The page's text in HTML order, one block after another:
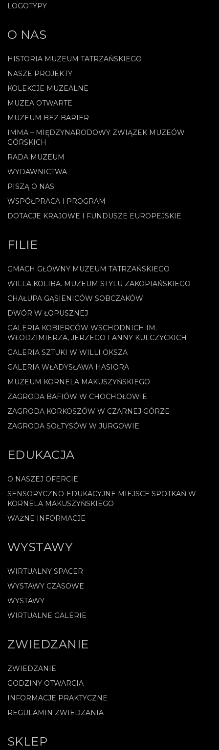
LOGOTYPY
O NAS
HISTORIA MUZEUM TATRZAŃSKIEGO
NASZE PROJEKTY
KOLEKCJE MUZEALNE
MUZEA OTWARTE
MUZEUM BEZ BARIER
IMMA – MIĘDZYNARODOWY ZWIĄZEK MUZEÓW
GÓRSKICH
RADA MUZEUM
WYDAWNICTWA
PISZĄ O NAS
WSPÓŁPRACA I PROGRAM
DOTACJE KRAJOWE I FUNDUSZE EUROPEJSKIE
FILIE
GMACH GŁÓWNY MUZEUM TATRZAŃSKIEGO
WILLA KOLIBA. MUZEUM STYLU ZAKOPIAŃSKIEGO
CHAŁUPA GĄSIENICÓW SOBCZAKÓW
DWÓR W ŁOPUSZNEJ
GALERIA KOBIERCÓW WSCHODNICH IM.
WŁODZIMIERZA, JERZEGO I ANNY KULCZYCKICH
GALERIA SZTUKI W WILLI OKSZA
GALERIA WŁADYSŁAWA HASIORA
MUZEUM KORNELA MAKUSZYŃSKIEGO
ZAGRODA BAFIÓW W CHOCHOŁOWIE
ZAGRODA KORKOSZÓW W CZARNEJ GÓRZE
ZAGRODA SOŁTYSÓW W JURGOWIE
EDUKACJA
O NASZEJ OFERCIE
SENSORYCZNO-EDUKACYJNE MIEJSCE SPOTKAŃ W
KORNELA MAKUSZYŃSKIEGO
WAŻNE INFORMACJE
WYSTAWY
WIRTUALNY SPACER
WYSTAWY CZASOWE
WYSTAWY
WIRTUALNE GALERIE
ZWIEDZANIE
ZWIEDZANIE
GODZINY OTWARCIA
INFORMACJE PRAKTYCZNE
REGULAMIN ZWIEDZANIA
SKLEP